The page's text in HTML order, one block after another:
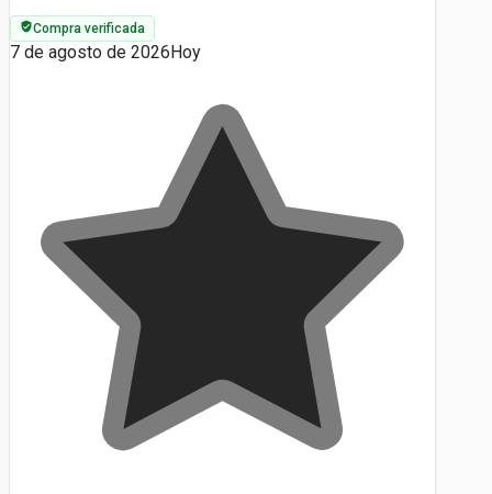
Compra verificada
7 de agosto de 2026 Hoy